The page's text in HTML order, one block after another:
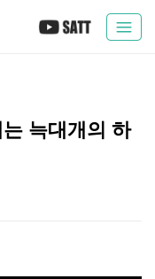
늑대개의 하